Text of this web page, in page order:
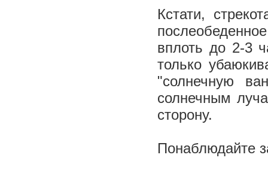
Кстати,
вплоть до 2-3
только
"солнечную
солнечным
сторону.
Понаблюдайте